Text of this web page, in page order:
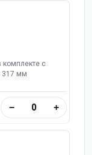
комплекте с
317 мм
− +